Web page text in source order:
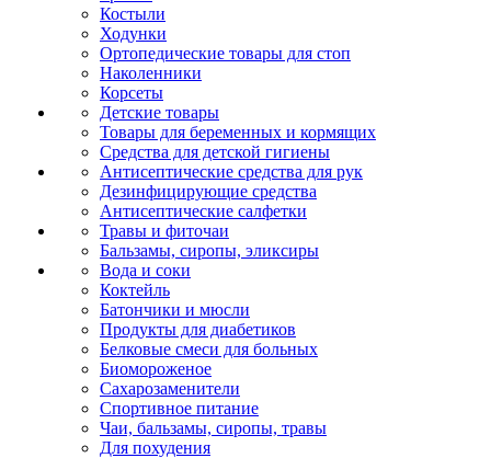
Костыли
Ходунки
Ортопедические товары для стоп
Наколенники
Корсеты
Детские товары
Товары для беременных и кормящих
Средства для детской гигиены
Антисептические средства для рук
Дезинфицирующие средства
Антисептические салфетки
Травы и фиточаи
Бальзамы, сиропы, эликсиры
Вода и соки
Коктейль
Батончики и мюсли
Продукты для диабетиков
Белковые смеси для больных
Биомороженое
Сахарозаменители
Спортивное питание
Чаи, бальзамы, сиропы, травы
Для похудения